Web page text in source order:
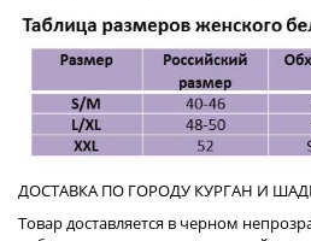
ДОСТАВКА ПО ГОРОДУ КУРГАН И
Товар доставляется в черном